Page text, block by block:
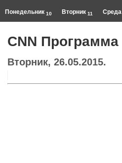
Понедельник 10 Вторник 11 Среда
CNN Программа
Вторник, 26.05.2015.